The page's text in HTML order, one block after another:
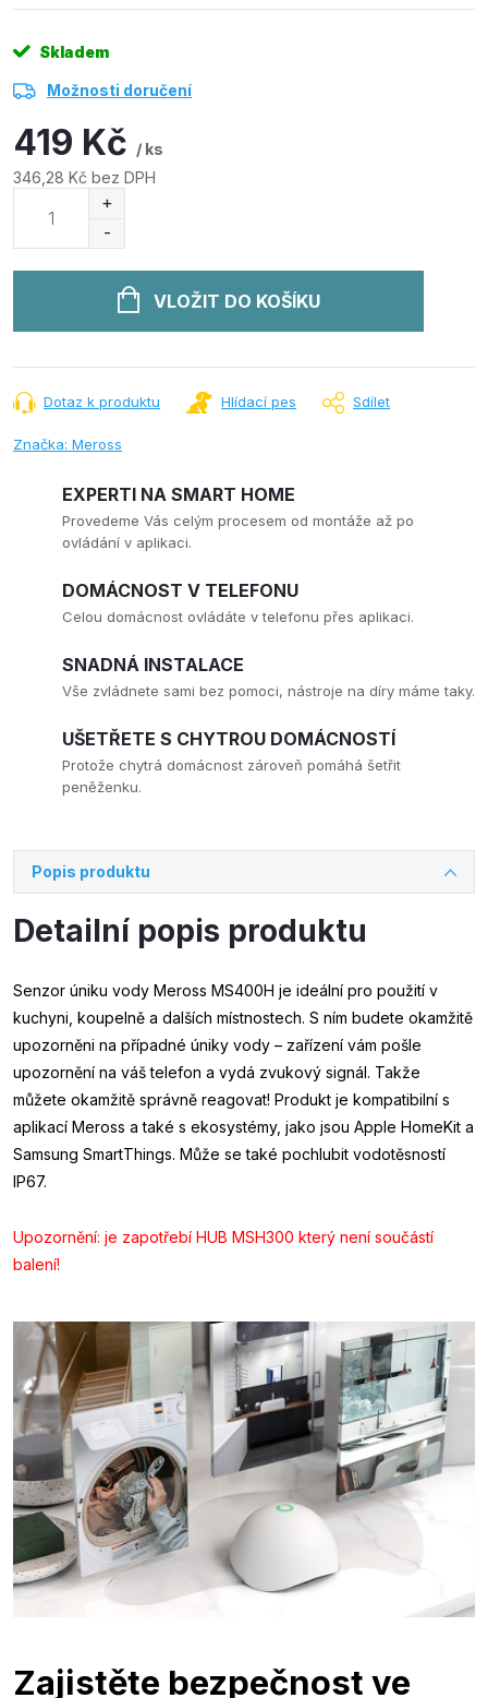
Skladem
Možnosti doručení
419 Kč / ks
346,28 Kč bez DPH
VLOŽIT DO KOŠÍKU
Dotaz k produktu Hlídací pes Sdílet
Značka: Meross
EXPERTI NA SMART HOME
Provedeme Vás celým procesem od montáže až po
ovládání v aplikaci.
DOMÁCNOST V TELEFONU
Celou domácnost ovládáte v telefonu přes aplikaci.
SNADNÁ INSTALACE
Vše zvládnete sami bez pomoci, nástroje na díry máme taky.
UŠETŘETE S CHYTROU DOMÁCNOSTÍ
Protože chytrá domácnost zároveň pomáhá šetřit
peněženku.
Popis produktu
Detailní popis produktu
Senzor úniku vody Meross MS400H je ideální pro použití v
kuchyni, koupelně a dalších místnostech. S ním budete okamžitě
upozorněni na případné úniky vody – zařízení vám pošle
upozornění na váš telefon a vydá zvukový signál. Takže
můžete okamžitě správně reagovat! Produkt je kompatibilní s
aplikací Meross a také s ekosystémy, jako jsou Apple HomeKit a
Samsung SmartThings. Může se také pochlubit vodotěsností
IP67.
Upozornění: je zapotřebí HUB MSH300 který není součástí
balení!
Zajistěte bezpečnost ve